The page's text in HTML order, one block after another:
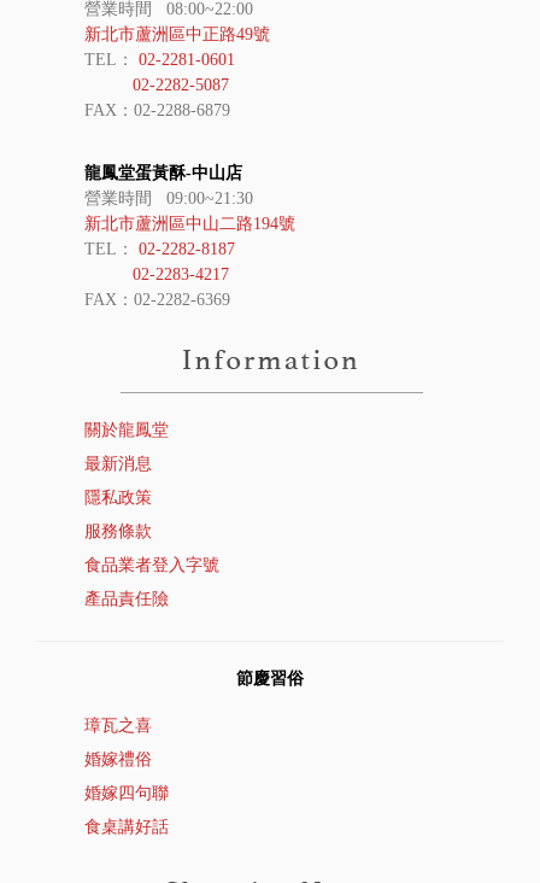
營業時間 08:00~22:00
新北市蘆洲區中正路49號
TEL： 02-2281-0601
02-2282-5087
FAX：02-2288-6879
龍鳳堂蛋黃酥-中山店
營業時間 09:00~21:30
新北市蘆洲區中山二路194號
TEL： 02-2282-8187
02-2283-4217
FAX：02-2282-6369
關於龍鳳堂
最新消息
隱私政策
服務條款
食品業者登入字號
產品責任險
節慶習俗
璋瓦之喜
婚嫁禮俗
婚嫁四句聯
食桌講好話